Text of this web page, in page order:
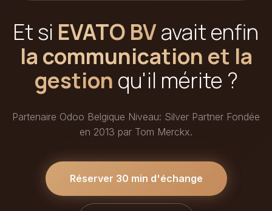
Et si EVATO BVavait enfin
la communication et la
gestion qu'il mérite ?
Partenaire Odoo Belgique Niveau: Silver Partner Fondée
en 2013 par Tom Merckx.
Réserver 30 min d'échange